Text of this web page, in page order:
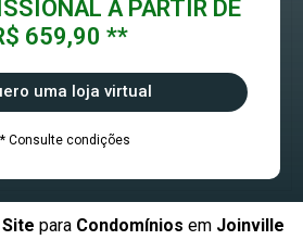
A PARTIR DE
659,90 **
uma loja virtual
* Consulte condições
para Condomínios em Joinville